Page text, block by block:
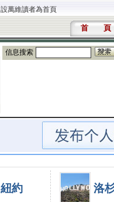
設萬維讀者為首頁
首 頁
信息搜索
紐約 洛